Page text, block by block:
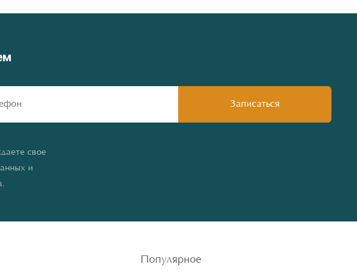
свое
и
Популярное